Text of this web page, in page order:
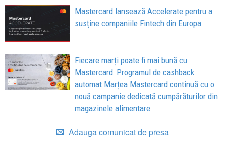
Mastercard lansează Accelerate pentru a
susține companiile Fintech din Europa
Fiecare marți poate fi mai bună cu
Mastercard: Programul de cashback
automat Marțea Mastercard continuă cu o
nouă campanie dedicată cumpărăturilor din
magazinele alimentare
Adauga comunicat de presa